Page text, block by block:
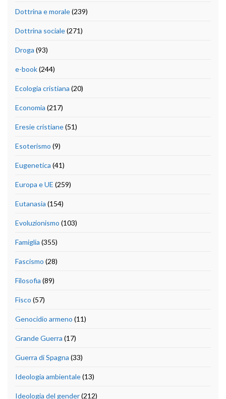
Dottrina e morale(239)
Dottrina sociale(271)
Droga (93)
e-book(244)
Ecologia cristiana (20)
Economia (217)
Eresie cristiane(51)
Esoterismo (9)
Eugenetica (41)
Europa e UE (259)
Eutanasia (154)
Evoluzionismo (103)
Famiglia (355)
Fascismo (28)
Filosofia (89)
Fisco (57)
Genocidio armeno (11)
Grande Guerra (17)
Guerra di Spagna (33)
Ideologia ambientale(13)
Ideologia del gender(212)